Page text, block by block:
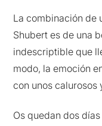
La combinación de
Shubert es de una
indescriptible que
modo, la emoción
con unos calurosos
Os quedan dos